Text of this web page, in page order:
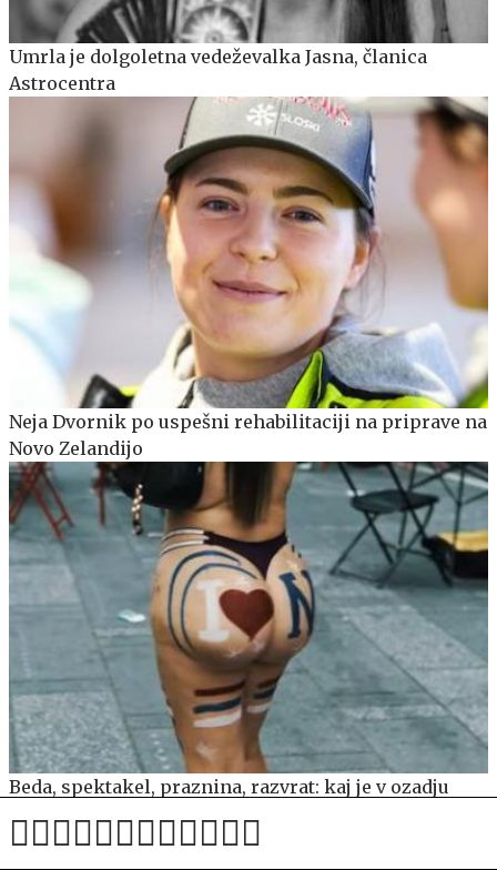
Umrla je dolgoletna vedeževalka Jasna, članica
Astrocentra
Neja Dvornik po uspešni rehabilitaciji na priprave na
Novo Zelandijo
Beda, spektakel, praznina, razvrat: kaj je v ozadju